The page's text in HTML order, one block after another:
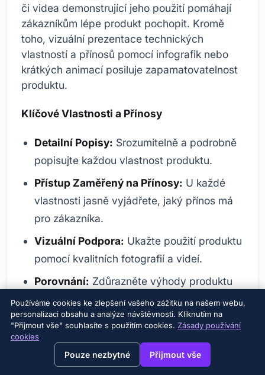
View this page in English? ×
či videa demonstrující jeho použití pomáhají
zákazníkům lépe produkt pochopit. Kromě
toho, vizuální prezentace technických
vlastností a přínosů pomocí infografik nebo
krátkých animací posiluje zapamatovatelnost
produktu.
Klíčové Vlastnosti a Přínosy
Detailní Popisy: Srozumitelně a podrobně
popisujte každou vlastnost produktu.
Přístup Zaměřený na Přínosy: U každé
vlastnosti jasně vyjádřete, jaký přínos má
pro zákazníka.
Vizuální Podpora: Ukažte použití produktu
pomocí kvalitních fotografií a videí.
Porovnání: Zdůrazněte výhody produktu
oproti konkurenci.
Oblasti Použití: Ukažte různé možnosti
využití a potenciál produktu.
Záruka a Podpora:Uveďte záruční
Používáme cookies ke zlepšení vašeho zážitku na našem webu,
personalizaci obsahu a analýze návštěvnosti. Kliknutím na
"Přijmout vše" souhlasíte s použitím cookies. Zásady používání
cookies
Pouze nezbytné Přijmout vše